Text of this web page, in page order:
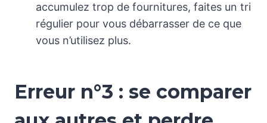
accumulez trop de fournitures, faites un tri
régulier pour vous débarrasser de ce que
vous n’utilisez plus.
Erreur n°3 : se comparer